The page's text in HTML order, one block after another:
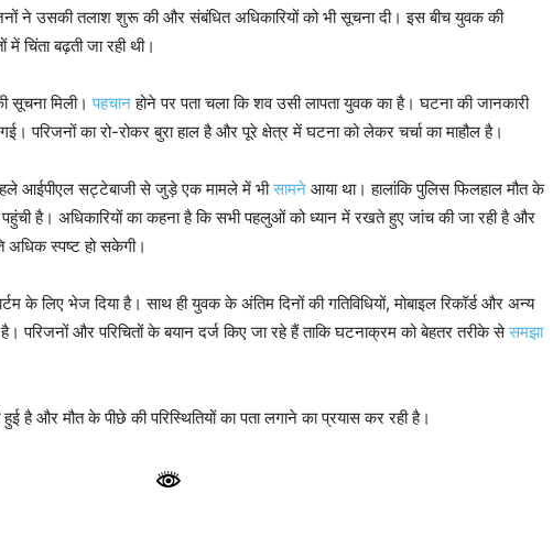
ने उसकी तलाश शुरू की और संबंधित अधिकारियों को भी सूचना दी। इस बीच युवक की
चिंता बढ़ती जा रही थी।
सूचना मिली।पहचानहोने पर पता चला कि शव उसी लापता युवक का है। घटना की जानकारी
परिजनों का रो-रोकर बुरा हाल है और पूरे क्षेत्र में घटना को लेकर चर्चा का माहौल है।
आईपीएल सट्टेबाजी से जुड़े एक मामले में भीसामने आया था। हालांकि पुलिस फिलहाल मौत के
पहुंची है। अधिकारियों का कहना है कि सभी पहलुओं को ध्यान में रखते हुए जांच की जा रही है और
अधिक स्पष्ट हो सकेगी।
के लिए भेज दिया है। साथ ही युवक के अंतिम दिनों की गतिविधियों, मोबाइल रिकॉर्ड और अन्य
है। परिजनों और परिचितों के बयान दर्ज किए जा रहे हैं ताकि घटनाक्रम को बेहतर तरीके सेसमझा
है और मौत के पीछे की परिस्थितियों का पता लगाने का प्रयास कर रही है।